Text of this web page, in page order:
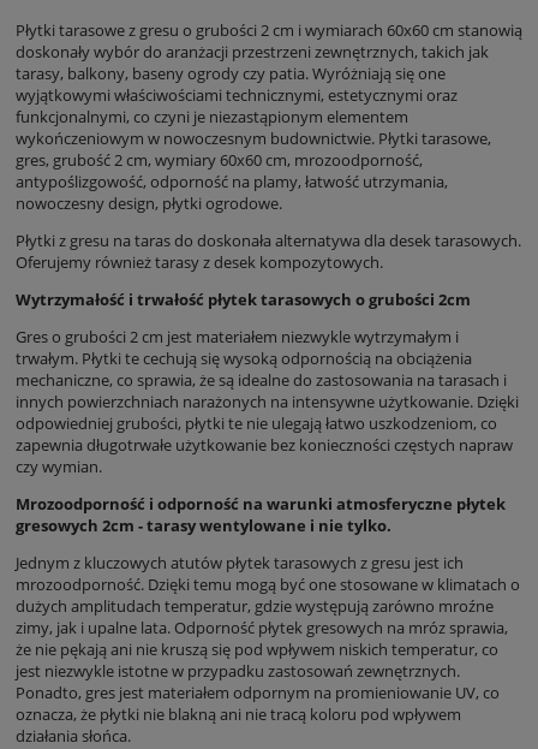
Płytki tarasowe z gresu o grubości 2 cm i wymiarach 60x60 cm stanowią
doskonały wybór do aranżacji przestrzeni zewnętrznych, takich jak
tarasy, balkony, baseny ogrody czy patia. Wyróżniają się one
wyjątkowymi właściwościami technicznymi, estetycznymi oraz
funkcjonalnymi, co czyni je niezastąpionym elementem
wykończeniowym w nowoczesnym budownictwie. Płytki tarasowe,
gres, grubość 2 cm, wymiary 60x60 cm, mrozoodporność,
antypoślizgowość, odporność na plamy, łatwość utrzymania,
nowoczesny design, płytki ogrodowe.
Płytki z gresu na taras do doskonała alternatywa dla desek tarasowych.
Oferujemy również tarasy z desek kompozytowych.
Wytrzymałość i trwałość płytek tarasowych o grubości 2cm
Gres o grubości 2 cm jest materiałem niezwykle wytrzymałym i
trwałym. Płytki te cechują się wysoką odpornością na obciążenia
mechaniczne, co sprawia, że są idealne do zastosowania na tarasach i
innych powierzchniach narażonych na intensywne użytkowanie. Dzięki
odpowiedniej grubości, płytki te nie ulegają łatwo uszkodzeniom, co
zapewnia długotrwałe użytkowanie bez konieczności częstych napraw
czy wymian.
Mrozoodporność i odporność na warunki atmosferyczne płytek
gresowych 2cm - tarasy wentylowane i nie tylko.
Jednym z kluczowych atutów płytek tarasowych z gresu jest ich
mrozoodporność. Dzięki temu mogą być one stosowane w klimatach o
dużych amplitudach temperatur, gdzie występują zarówno mroźne
zimy, jak i upalne lata. Odporność płytek gresowych na mróz sprawia,
że nie pękają ani nie kruszą się pod wpływem niskich temperatur, co
jest niezwykle istotne w przypadku zastosowań zewnętrznych.
Ponadto, gres jest materiałem odpornym na promieniowanie UV, co
oznacza, że płytki nie blakną ani nie tracą koloru pod wpływem
działania słońca.